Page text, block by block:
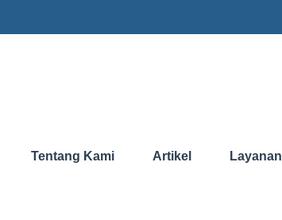
Tentang Kami Artikel Layanan